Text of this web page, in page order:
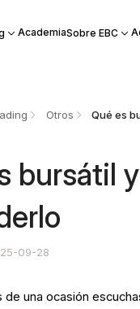
AcademiaSobre EBC
Otros
bursátil
09-28
de una ocasión